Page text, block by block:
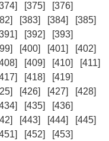
[375]
[376]
[383] [384]
[385]
[392]
[393]
[400] [401]
[402]
[409] [410]
[411]
[418]
[419]
[426] [427]
[428]
[435]
[436]
[443] [444]
[445]
[452]
[453]